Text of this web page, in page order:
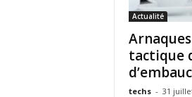
Actualité
tactique
techs - 31